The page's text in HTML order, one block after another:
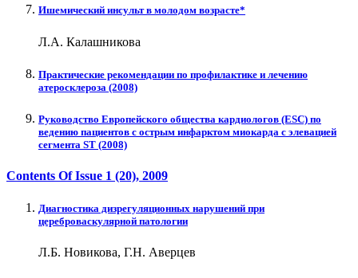
Ишемический инсульт в молодом возрасте*
Л.А. Калашникова
Практические рекомендации по профилактике и лечению
атеросклероза (2008)
Руководство Европейского общества кардиологов (ESC) по
ведению пациентов с острым инфарктом миокарда с элевацией
сегмента ST (2008)
Contents Of Issue 1 (20), 2009
Диагностика дизрегуляционных нарушений при
цереброваскулярной патологии
Л.Б. Новикова, Г.Н. Аверцев